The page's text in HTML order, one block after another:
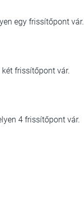
egy frissítőpont vár.
frissítőpont vár.
4 frissítőpont vár.